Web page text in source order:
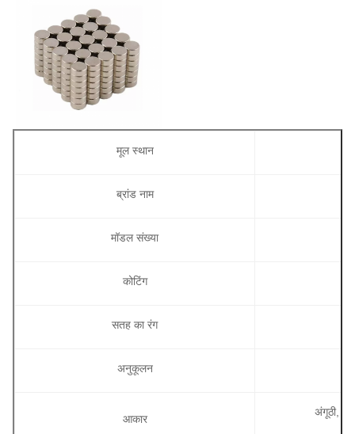
मूल स्थान
ब्रांड नाम
मॉडल संख्या
कोटिंग
सतह का रंग
अनुकूलन
आकार
अंगूठी,